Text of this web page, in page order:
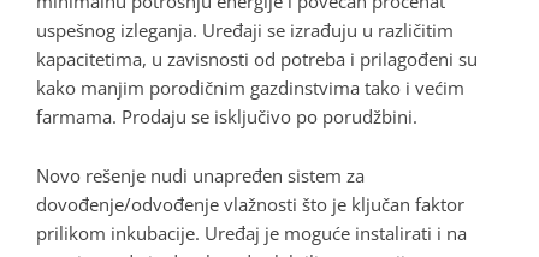
uspešnog izleganja. Uređaji se izrađuju u različitim
kapacitetima, u zavisnosti od potreba i prilagođeni su
kako manjim porodičnim gazdinstvima tako i većim
farmama. Prodaju se isključivo po porudžbini.
Novo rešenje nudi unapređen sistem za
dovođenje/odvođenje vlažnosti što je ključan faktor
prilikom inkubacije. Uređaj je moguće instalirati i na